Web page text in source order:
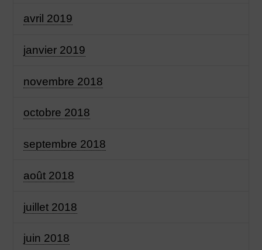
avril 2019
janvier 2019
novembre 2018
octobre 2018
septembre 2018
août 2018
juillet 2018
juin 2018